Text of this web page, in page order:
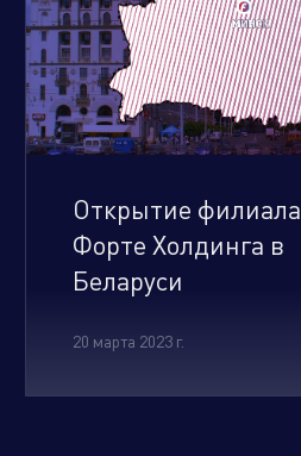
Открытие филиала
Форте Холдинга в
Беларуси
20 марта 2023 г.